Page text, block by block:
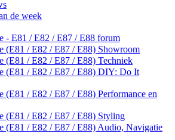
de week
E81 / E82 / E87 / E88 forum
/ E82 / E87 / E88) Showroom
/ E82 / E87 / E88) Techniek
/ E82 / E87 / E88) DIY: Do It
/ E82 / E87 / E88) Performance en
/ E82 / E87 / E88) Styling
/ E82 / E87 / E88) Audio, Navigatie